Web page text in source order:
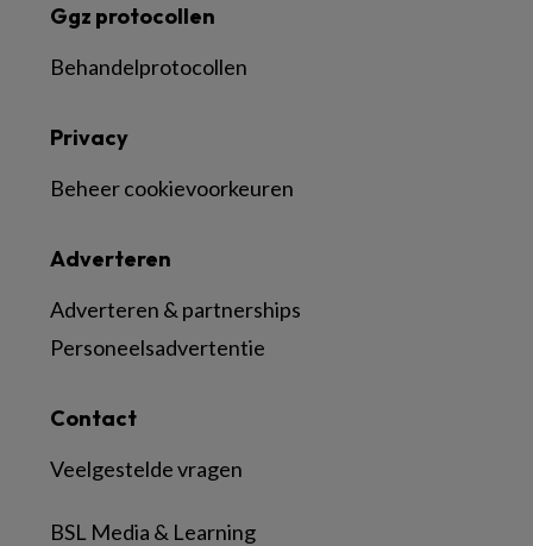
Ggz protocollen
Behandelprotocollen
Contact
Veelgestelde vragen
BSL Media & Learning
Adverteren
Adverteren & partnerships
Personeelsadvertentie
Privacy
Beheer cookievoorkeuren